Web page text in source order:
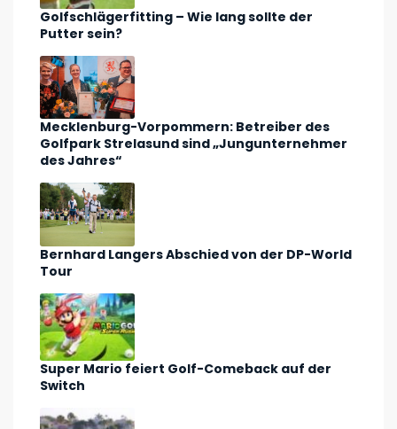
Golfschlägerfitting – Wie lang sollte der
Putter sein?
Mecklenburg-Vorpommern: Betreiber des
Golfpark Strelasund sind „Jungunternehmer
des Jahres“
Bernhard Langers Abschied von der DP-World
Tour
Super Mario feiert Golf-Comeback auf der
Switch